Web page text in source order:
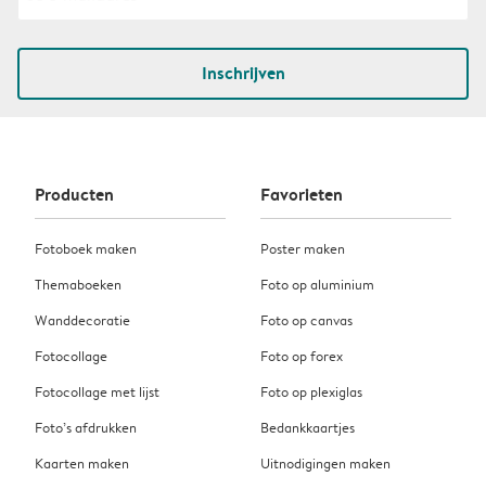
Inschrijven
Producten
Fotoboek maken
Themaboeken
Wanddecoratie
Fotocollage
Fotocollage met lijst
Foto’s afdrukken
Kaarten maken
Favorieten
Poster maken
Foto op aluminium
Foto op canvas
Foto op forex
Foto op plexiglas
Bedankkaartjes
Uitnodigingen maken